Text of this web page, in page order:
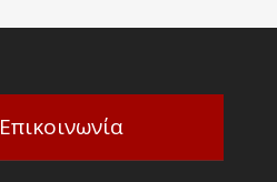
Επικοινωνία